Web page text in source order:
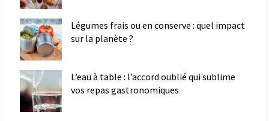
Légumes frais ou en conserve : quel impact
sur la planète ?
L’eau à table : l’accord oublié qui sublime
vos repas gastronomiques